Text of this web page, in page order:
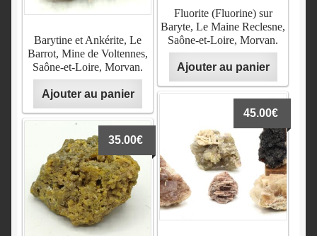
Fluorite (Fluorine) sur
Baryte, Le Maine Reclesne,
Saône-et-Loire, Morvan.
Ajouter au panier
Barytine et Ankérite, Le
Barrot, Mine de Voltennes,
Saône-et-Loire, Morvan.
Ajouter au panier
45.00€
35.00€